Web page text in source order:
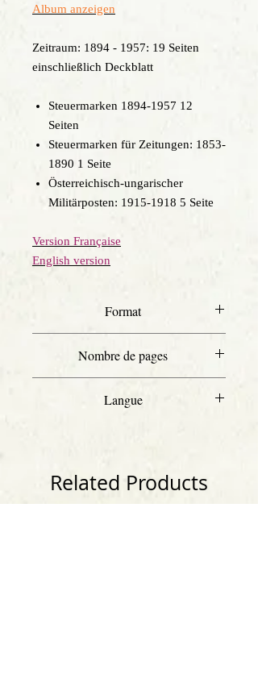
Album anzeigen
Zeitraum: 1894 - 1957: 19 Seiten
einschließlich Deckblatt
Steuermarken 1894-1957 12
Seiten
Steuermarken für Zeitungen: 1853-
1890 1 Seite
Österreichisch-ungarischer
Militärposten: 1915-1918 5 Seite
Version Française
English version
Format
Nombre de pages
Langue
Related Products